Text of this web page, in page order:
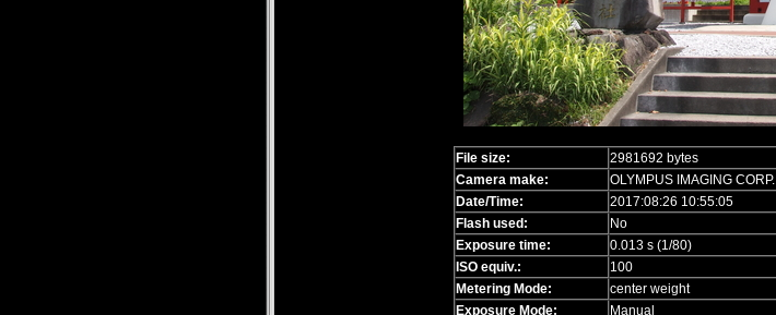
File size: 2981692 bytes
Camera make:
OLYMPUS IMAGING CORP.
Date/Time:
2017:08:26 10:55:05
Flash used:
No
Exposure time:
0.013 s (1/80)
ISO equiv.:
100
Metering Mode:
center weight
Exposure Mode:
Manual